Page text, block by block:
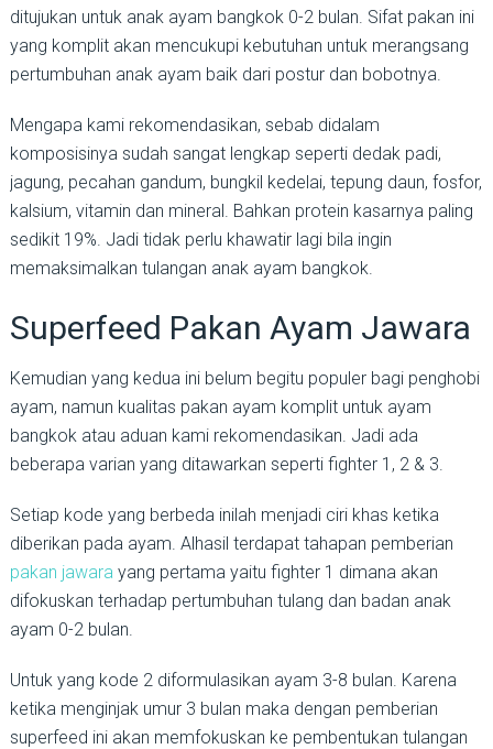
ditujukan untuk anak ayam bangkok 0-2 bulan. Sifat pakan ini
yang komplit akan mencukupi kebutuhan untuk merangsang
pertumbuhan anak ayam baik dari postur dan bobotnya.
Mengapa kami rekomendasikan, sebab didalam
komposisinya sudah sangat lengkap seperti dedak padi,
jagung, pecahan gandum, bungkil kedelai, tepung daun, fosfor,
kalsium, vitamin dan mineral. Bahkan protein kasarnya paling
sedikit 19%. Jadi tidak perlu khawatir lagi bila ingin
memaksimalkan tulangan anak ayam bangkok.
Superfeed Pakan Ayam Jawara
Kemudian yang kedua ini belum begitu populer bagi penghobi
ayam, namun kualitas pakan ayam komplit untuk ayam
bangkok atau aduan kami rekomendasikan. Jadi ada
beberapa varian yang ditawarkan seperti fighter 1, 2 & 3.
Setiap kode yang berbeda inilah menjadi ciri khas ketika
diberikan pada ayam. Alhasil terdapat tahapan pemberian
pakan jawara yang pertama yaitu fighter 1 dimana akan
difokuskan terhadap pertumbuhan tulang dan badan anak
ayam 0-2 bulan.
Untuk yang kode 2 diformulasikan ayam 3-8 bulan. Karena
ketika menginjak umur 3 bulan maka dengan pemberian
superfeed ini akan memfokuskan ke pembentukan tulangan